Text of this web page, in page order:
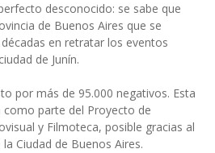
desconocido: se sabe que
de Buenos Aires que se
en retratar los eventos
de Junín.
por más de 95.000 negativos. Esta
parte del Proyecto de
y Filmoteca, posible gracias al
Ciudad de Buenos Aires.